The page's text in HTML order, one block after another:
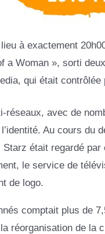
à exactement
a Woman », sorti
qui était contrôlée
avec de
Au cours du
était regardé par
le service de
de logo.
comptait plus de
de la